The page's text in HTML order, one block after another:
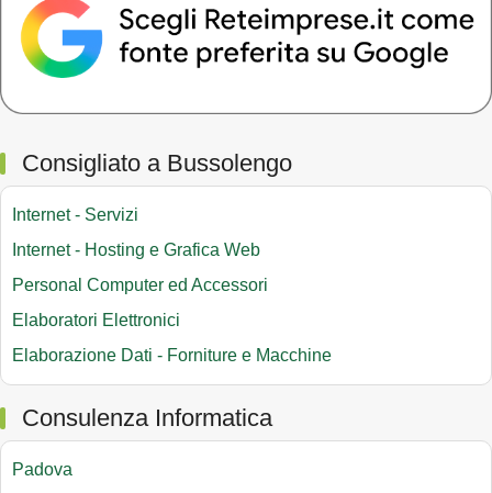
Consigliato a Bussolengo
Internet - Servizi
Internet - Hosting e Grafica Web
Personal Computer ed Accessori
Elaboratori Elettronici
Elaborazione Dati - Forniture e Macchine
Consulenza Informatica
Padova